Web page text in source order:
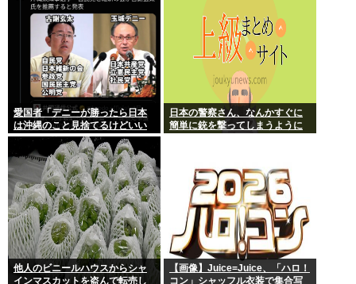
愛国者「デニーが勝ったら日本
は沖縄のこと見捨てるけどいい
の？」
日本の警察さん、なんかすぐに
簡単に銃を撃ってしまうように
他人のビニールハウスからシャ
インマスカットを盗んで転売し
【画像】Juice=Juice、「ハロ！
コン」シャッフル衣装で集合写